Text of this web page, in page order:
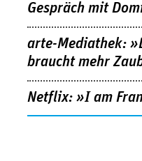
Gespräch mit
arte-Mediathek:
braucht mehr
Netflix: »I am